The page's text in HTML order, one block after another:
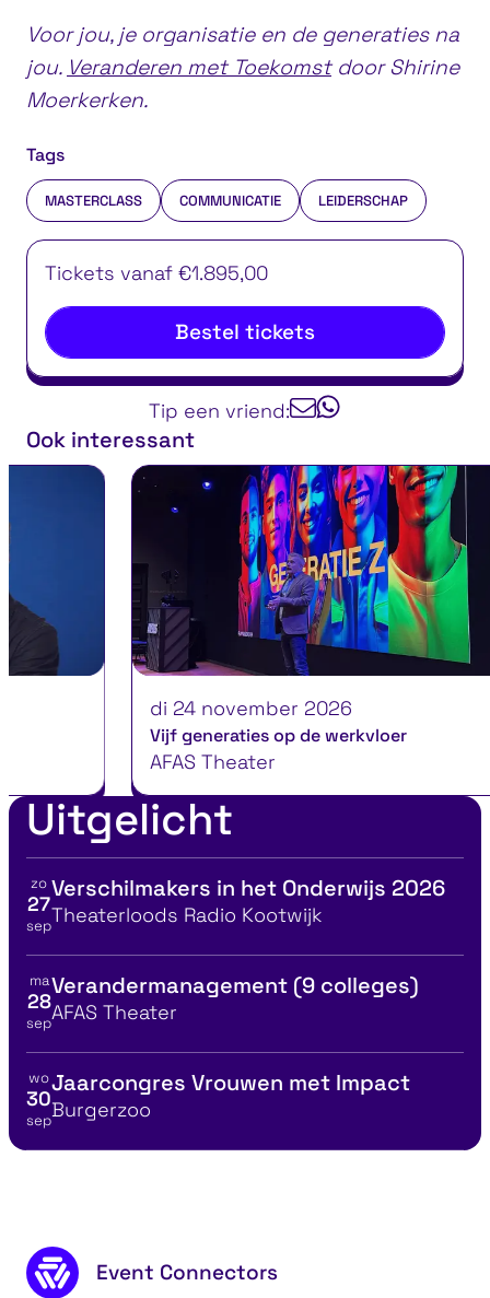
Voor jou, je organisatie en de generaties na
jou. Veranderen met Toekomstdoor Shirine
Moerkerken.
Tags
MASTERCLASS COMMUNICATIE LEIDERSCHAP
Tickets vanaf €1.895,00
Bestel tickets
Tip een vriend:
Ook interessant
Vijf generaties op de werkvloer
di 24 november 2026
AFAS Theater
Uitgelicht
Bekijk details voor
zo
27
sep
Verschilmakers in het Onderwijs 2026
Locatie
Theaterloods Radio Kootwijk
Bekijk details voor
ma
28
sep
Verandermanagement (9 colleges)
Locatie
AFAS Theater
Bekijk details voor
wo
30
sep
Jaarcongres Vrouwen met Impact
Locatie
Burgerzoo
Footer content
Event Connectors